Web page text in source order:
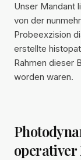
Unser Mandant
von der
Probeexzision
erstellte
Rahmen dieser
worden waren.
operativer